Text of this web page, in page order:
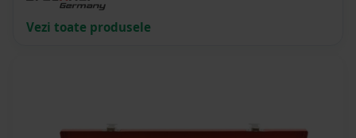
Vezi toate produsele